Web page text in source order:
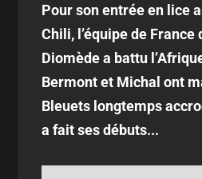
Pour son entrée en lice
Chili, l’équipe de France
Diomède a battu
Bermont et Michal ont
Bleuets longtemps
a fait ses débuts...